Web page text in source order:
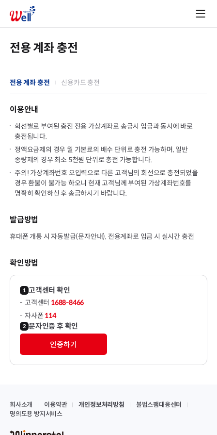
전용 계좌 충전
전용 계좌 충전 신용카드 충전
이용안내
회선별로 부여된 충전 전용 가상계좌로 송금시 입금과 동시에 바로
충전됩니다.
정액요금제의 경우 월 기본료의 배수 단위로 충전 가능하며, 일반
종량제의 경우 최소 5천원 단위로 충전 가능합니다.
주의! 가상계좌번호 오입력으로 다른 고객님의 회선으로 충전되었을
경우 환불이 불가능 하오니 현재 고객님께 부여된 가상계좌번호를
명확히 확인하신 후 송금하시기 바랍니다.
발급방법
휴대폰 개통 시 자동발급(문자안내), 전용계좌로 입금 시 실시간 충전
확인방법
고객센터 확인
고객센터 1688-8466
자사폰 114
문자인증 후 확인
인증하기
회사소개 이용약관 개인정보처리방침
불법스팸대응센터
명의도용 방지서비스